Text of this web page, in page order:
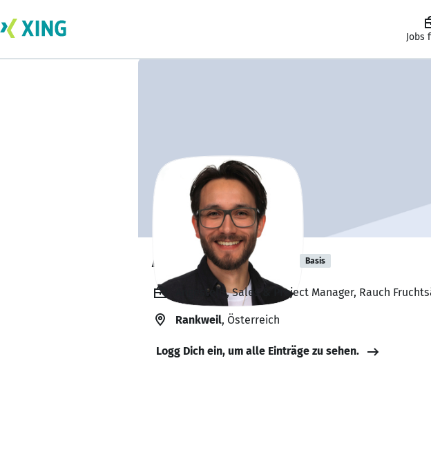
Jobs
Andreas Yashiro Basis
Angestellt, Sales & Project Manager, Rauch
Rankweil, Österreich
Logg Dich ein, um alle Einträge zu sehen.